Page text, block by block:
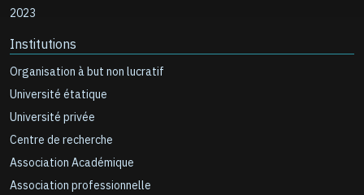
2023
Institutions
Organisation à but non lucratif
Université étatique
Université privée
Centre de recherche
Association Académique
Association professionnelle